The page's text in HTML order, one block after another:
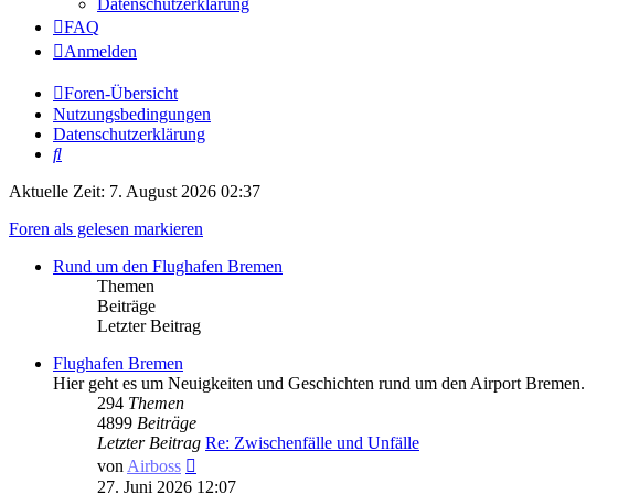
Datenschutzerklärung
FAQ
Anmelden
Foren-Übersicht
Nutzungsbedingungen
Datenschutzerklärung
Suche
Aktuelle Zeit: 7. August 2026 02:37
Foren als gelesen markieren
Rund um den Flughafen Bremen
Themen
Beiträge
Letzter Beitrag
Flughafen Bremen
Hier geht es um Neuigkeiten und Geschichten rund um den Airport Bremen.
294 Themen
4899 Beiträge
Letzter Beitrag Re: Zwischenfälle und Unfälle
vonAirboss
Beitrag
27. Juni 2026 12:07